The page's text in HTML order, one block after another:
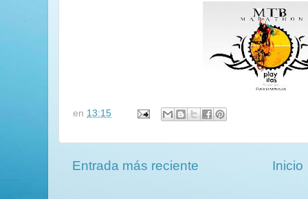
en 13:15
Entrada más reciente Inicio